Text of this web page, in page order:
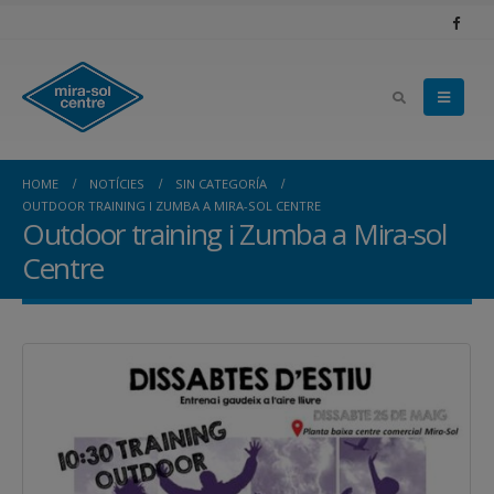
HOME NOTÍCIES
SIN CATEGORÍA
OUTDOOR TRAINING I ZUMBA A MIRA-SOL CENTRE
Outdoor training i Zumba a Mira-sol
Centre